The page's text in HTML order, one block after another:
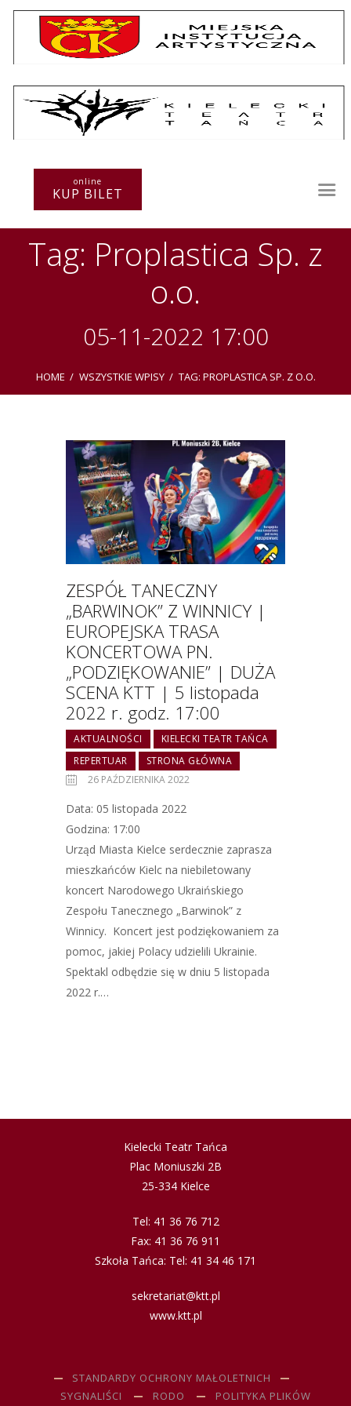
online
KUP BILET
Tag: Proplastica Sp. z
o.o.
05-11-2022 17:00
HOME WSZYSTKIE WPISY TAG: PROPLASTICA SP. Z O.O.
Repertuar
Warsztaty
Festiwal
Kurs instruktorski
ZESPÓŁ TANECZNY
„BARWINOK” Z WINNICY |
EUROPEJSKA TRASA
KONCERTOWA PN.
„PODZIĘKOWANIE” | DUŻA
SCENA KTT | 5 listopada
2022 r. godz. 17:00
AKTUALNOŚCI
KIELECKI TEATR TAŃCA
REPERTUAR
STRONA GŁÓWNA
26 PAŹDZIERNIKA 2022
Data: 05 listopada 2022
Godzina: 17:00
Urząd Miasta Kielce serdecznie zaprasza
mieszkańców Kielc na niebiletowany
koncert Narodowego Ukraińskiego
Zespołu Tanecznego „Barwinok” z
Winnicy. Koncert jest podziękowaniem za
pomoc, jakiej Polacy udzielili Ukrainie.
Spektakl odbędzie się w dniu 5 listopada
2022 r.…
Kielecki Teatr Tańca
Plac Moniuszki 2B
25-334 Kielce
Tel: 41 36 76 712
Fax: 41 36 76 911
Szkoła Tańca: Tel: 41 34 46 171
sekretariat@ktt.pl
www.ktt.pl
STANDARDY OCHRONY MAŁOLETNICH
SYGNALIŚCI
RODO POLITYKA PLIKÓW